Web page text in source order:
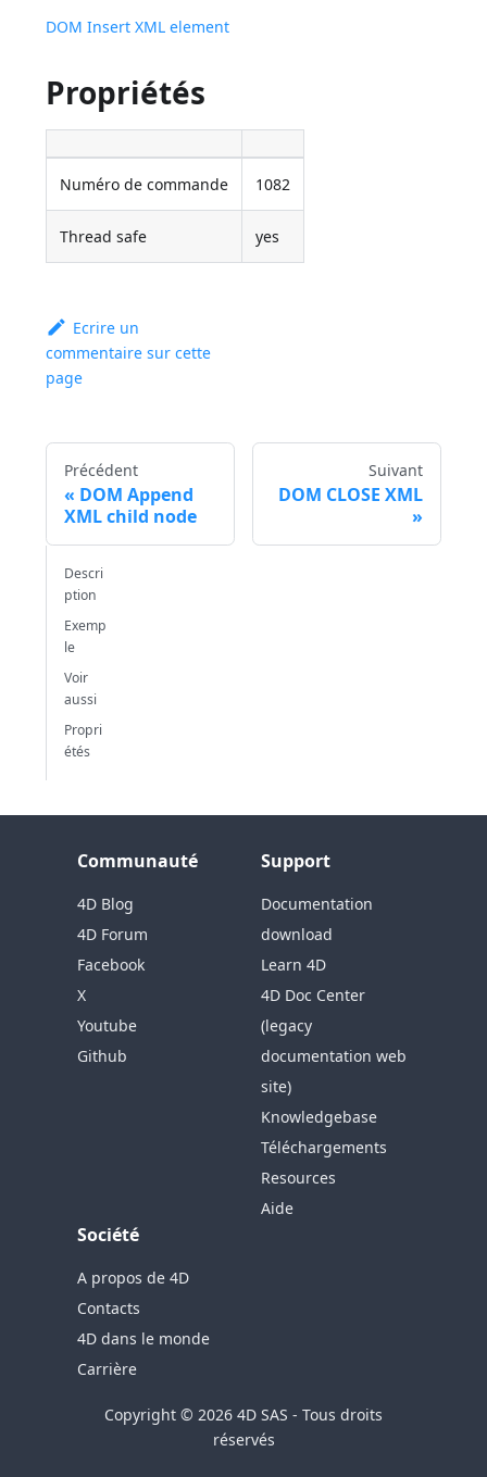
DOM Insert XML element
Propriétés
Numéro de commande 1082
Thread safe yes
Ecrire un
commentaire sur cette
page
Précédent
DOM Append
XML child node
Suivant
DOM CLOSE XML
Descri
ption
Exemp
le
Voir
aussi
Propri
étés
Communauté
4D Blog
4D Forum
Facebook
X
Youtube
Github
Support
Documentation
download
Learn 4D
4D Doc Center
(legacy
documentation web
site)
Knowledgebase
Téléchargements
Resources
Aide
Société
A propos de 4D
Contacts
4D dans le monde
Carrière
Copyright © 2026 4D SAS - Tous droits
réservés